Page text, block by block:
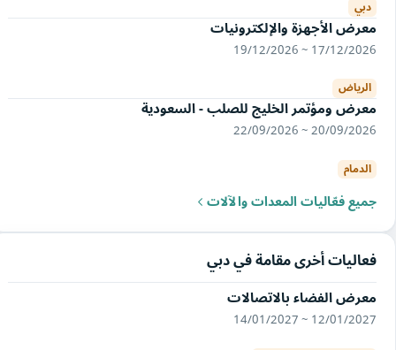
دبي
معرض الأجهزة والإلكترونيات
17/12/2026 ~ 19/12/2026
الرياض
معرض ومؤتمر الخليج للصلب - السعودية
20/09/2026 ~ 22/09/2026
الدمام
جميع فعّاليات المعدات والآلات
فعاليات أخرى مقامة في دبي
معرض الفضاء بالاتصالات
12/01/2027 ~ 14/01/2027